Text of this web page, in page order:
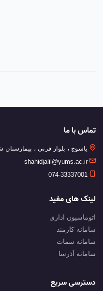
تماس با ما
یاسوج ، بلوار قرنی ، بیمارستان
shahidjalil@yums.ac.ir
074-33337001
لینک های مفید
اتوماسیون اداری
سامانه کارمند
سامانه سمات
سامانه آذرسا
دسترسی سریع